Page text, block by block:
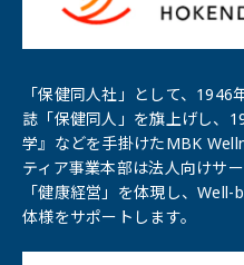
「保健同人社」として、
誌「保健同⼈」を旗上げし、
学』などを手掛けたMBK
ティア事業本部は法人向けサ
「健康経営」を体現し、
体様をサポートします。